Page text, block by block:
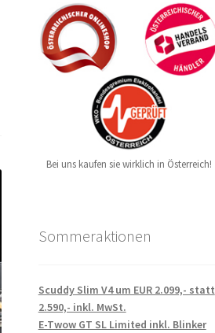
Bei uns kaufen sie wirklich in Österreich!
Sommeraktionen
Scuddy Slim V4 um EUR 2.099,- statt
2.590,- inkl. MwSt.
E-Twow GT SL Limited inkl. Blinker